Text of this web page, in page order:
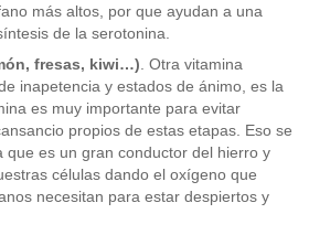
más altos, por que ayudan a una
de la serotonina.
fresas, kiwi…). Otra vitamina
inapetencia y estados de ánimo, es la
es muy importante para evitar
propios de estas etapas. Eso se
que es un gran conductor del hierro y
células dando el oxígeno que
necesitan para estar despiertos y